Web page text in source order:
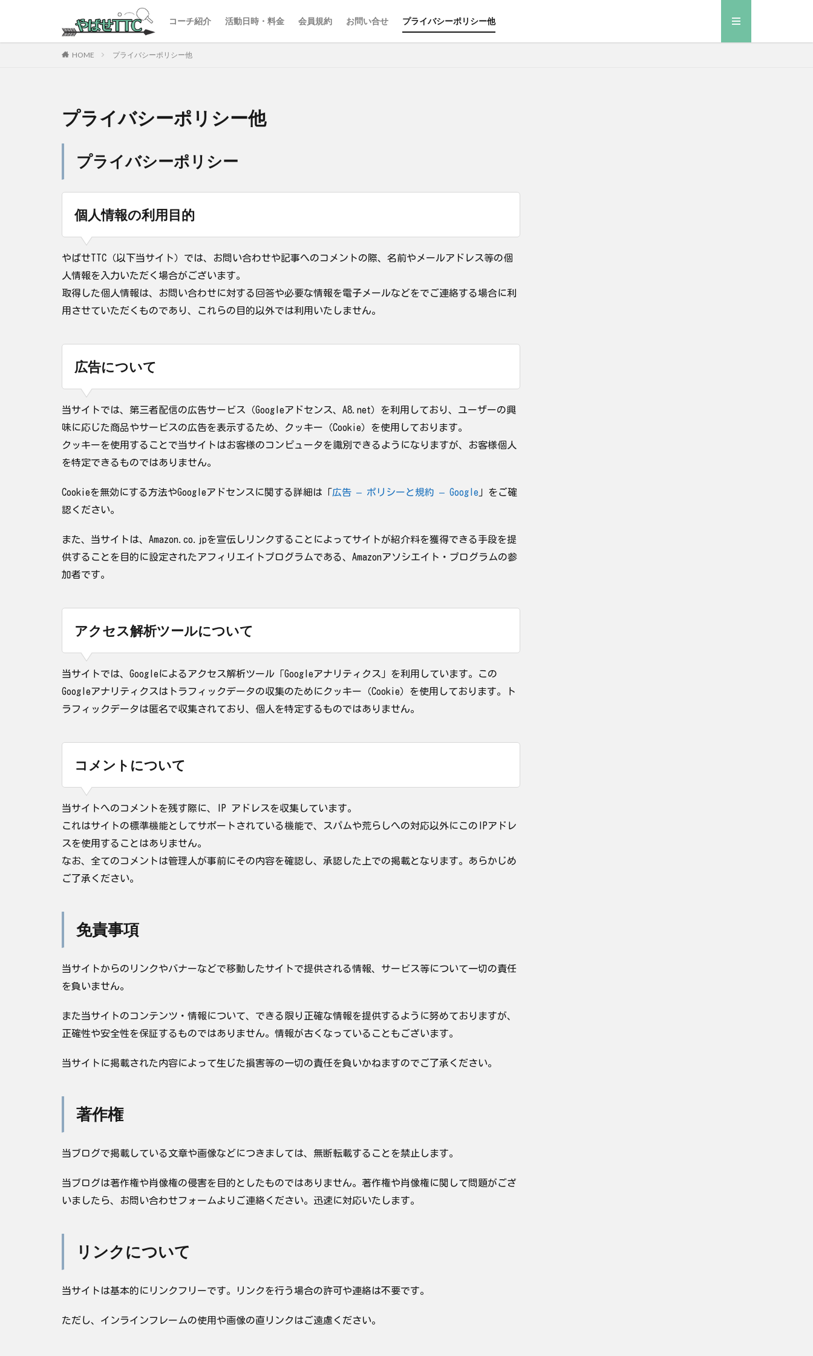
コーチ紹介 活動日時・料金 会員規約 お問い合せ プライバシーポリシー他
HOME プライバシーポリシー他
プライバシーポリシー他
プライバシーポリシー
個人情報の利用目的
やばせTTC（以下当サイト）では、お問い合わせや記事へのコメントの際、名前やメールアドレス等の個
人情報を入力いただく場合がございます。
取得した個人情報は、お問い合わせに対する回答や必要な情報を電子メールなどをでご連絡する場合に利
用させていただくものであり、これらの目的以外では利用いたしません。
広告について
当サイトでは、第三者配信の広告サービス（Googleアドセンス、A8.net）を利用しており、ユーザーの興
味に応じた商品やサービスの広告を表示するため、クッキー（Cookie）を使用しております。
クッキーを使用することで当サイトはお客様のコンピュータを識別できるようになりますが、お客様個人
を特定できるものではありません。
Cookieを無効にする方法やGoogleアドセンスに関する詳細は「広告 – ポリシーと規約 – Google 」をご確
認ください。
また、当サイトは、Amazon.co.jpを宣伝しリンクすることによってサイトが紹介料を獲得できる手段を提
供することを目的に設定されたアフィリエイトプログラムである、Amazonアソシエイト・プログラムの参
加者です。
アクセス解析ツールについて
当サイトでは、Googleによるアクセス解析ツール「Googleアナリティクス」を利用しています。この
Googleアナリティクスはトラフィックデータの収集のためにクッキー（Cookie）を使用しております。ト
ラフィックデータは匿名で収集されており、個人を特定するものではありません。
コメントについて
当サイトへのコメントを残す際に、IP アドレスを収集しています。
これはサイトの標準機能としてサポートされている機能で、スパムや荒らしへの対応以外にこのIPアドレ
スを使用することはありません。
なお、全てのコメントは管理人が事前にその内容を確認し、承認した上での掲載となります。あらかじめ
ご了承ください。
免責事項
当サイトからのリンクやバナーなどで移動したサイトで提供される情報、サービス等について一切の責任
を負いません。
また当サイトのコンテンツ・情報について、できる限り正確な情報を提供するように努めておりますが、
正確性や安全性を保証するものではありません。情報が古くなっていることもございます。
当サイトに掲載された内容によって生じた損害等の一切の責任を負いかねますのでご了承ください。
著作権
当ブログで掲載している文章や画像などにつきましては、無断転載することを禁止します。
当ブログは著作権や肖像権の侵害を目的としたものではありません。著作権や肖像権に関して問題がござ
いましたら、お問い合わせフォームよりご連絡ください。迅速に対応いたします。
リンクについて
当サイトは基本的にリンクフリーです。リンクを行う場合の許可や連絡は不要です。
ただし、インラインフレームの使用や画像の直リンクはご遠慮ください。